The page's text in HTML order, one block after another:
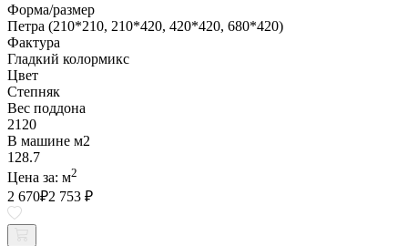
Форма/размер
Петра (210*210, 210*420, 420*420, 680*420)
Фактура
Гладкий колормикс
Цвет
Степняк
Вес поддона
2120
В машине м2
128.7
Цена за: м2
2 670₽2 753 ₽